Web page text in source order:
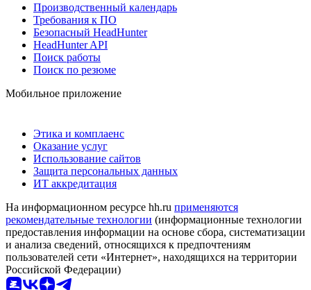
Производственный календарь
Требования к ПО
Безопасный HeadHunter
HeadHunter API
Поиск работы
Поиск по резюме
Мобильное приложение
Этика и комплаенс
Оказание услуг
Использование сайтов
Защита персональных данных
ИТ аккредитация
На информационном ресурсе hh.ru применяются
рекомендательные технологии (информационные технологии
предоставления информации на основе сбора, систематизации
и анализа сведений, относящихся к предпочтениям
пользователей сети «Интернет», находящихся на территории
Российской Федерации)